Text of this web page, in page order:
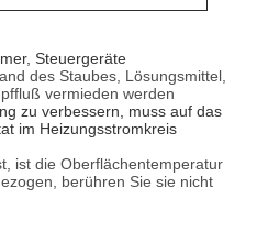
Steuergeräte
des Staubes, Lösungsmittel,
vermieden werden
zu verbessern, muss auf das
im Heizungsstromkreis
ist die Oberflächentemperatur
berühren Sie sie nicht